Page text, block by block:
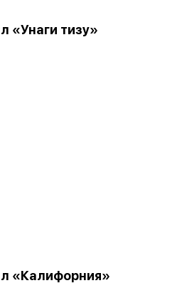
«Унаги тизу»
«Калифорния»